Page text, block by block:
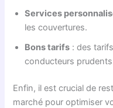
Services
les couvertures.
Bons tarifs : des
conducteurs
Enfin, il est crucial de
marché pour optimiser